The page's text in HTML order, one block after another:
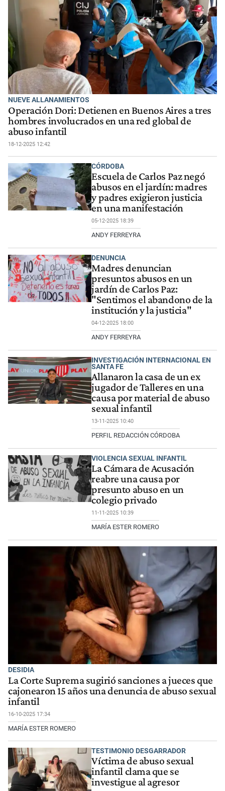
NUEVE ALLANAMIENTOS
Operación Dori: Detienen en Buenos Aires a tres
hombres involucrados en una red global de
abuso infantil
18-12-2025 12:42
CÓRDOBA
Escuela de Carlos Paz negó
abusos en el jardín: madres
y padres exigieron justicia
en una manifestación
05-12-2025 18:39
ANDY FERREYRA
DENUNCIA
Madres denuncian
presuntos abusos en un
jardín de Carlos Paz:
"Sentimos el abandono de la
institución y la justicia"
04-12-2025 18:00
ANDY FERREYRA
INVESTIGACIÓN INTERNACIONAL EN
SANTA FE
Allanaron la casa de un ex
jugador de Talleres en una
causa por material de abuso
sexual infantil
13-11-2025 10:40
PERFIL REDACCIÓN CÓRDOBA
VIOLENCIA SEXUAL INFANTIL
La Cámara de Acusación
reabre una causa por
presunto abuso en un
colegio privado
11-11-2025 10:39
MARÍA ESTER ROMERO
DESIDIA
La Corte Suprema sugirió sanciones a jueces que
cajonearon 15 años una denuncia de abuso sexual
infantil
16-10-2025 17:34
MARÍA ESTER ROMERO
TESTIMONIO DESGARRADOR
Víctima de abuso sexual
infantil clama que se
investigue al agresor